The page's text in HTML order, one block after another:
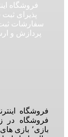
پذیرای
سفارشات
پردازش و
فروشگاه